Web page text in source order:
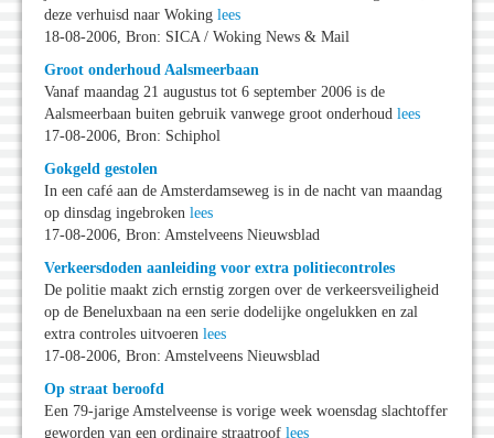
deze verhuisd naar Woking lees
18-08-2006, Bron: SICA / Woking News & Mail
Groot onderhoud Aalsmeerbaan
Vanaf maandag 21 augustus tot 6 september 2006 is de
Aalsmeerbaan buiten gebruik vanwege groot onderhoud lees
17-08-2006, Bron: Schiphol
Gokgeld gestolen
In een café aan de Amsterdamseweg is in de nacht van maandag
op dinsdag ingebroken lees
17-08-2006, Bron: Amstelveens Nieuwsblad
Verkeersdoden aanleiding voor extra politiecontroles
De politie maakt zich ernstig zorgen over de verkeersveiligheid
op de Beneluxbaan na een serie dodelijke ongelukken en zal
extra controles uitvoeren lees
17-08-2006, Bron: Amstelveens Nieuwsblad
Op straat beroofd
Een 79-jarige Amstelveense is vorige week woensdag slachtoffer
geworden van een ordinaire straatroof lees